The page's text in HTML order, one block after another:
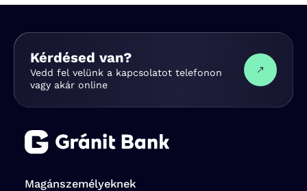
Kérdésed van?
Vedd fel velünk a kapcsolatot telefonon
vagy akár online
Magánszemélyeknek